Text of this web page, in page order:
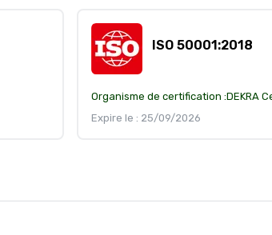
ISO 50001:2018
Organisme de certification :DEKRA
Expire le : 25/09/2026